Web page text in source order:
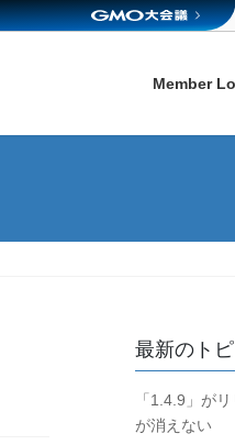
Member
最新のト
「1.4.9」が
が消えない